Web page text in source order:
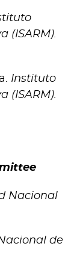
(ISARM).
Instituto
(ISARM).
Nacional
de